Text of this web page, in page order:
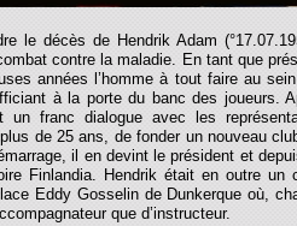
le décès de Hendrik Adam
contre la maladie. En tant que
années l’homme à tout faire au
à la porte du banc des joueurs.
un franc dialogue avec les
de 25 ans, de fonder un nouveau
il en devint le président et
Finlandia. Hendrik était en outre un
Eddy Gosselin de Dunkerque où,
que d’instructeur.